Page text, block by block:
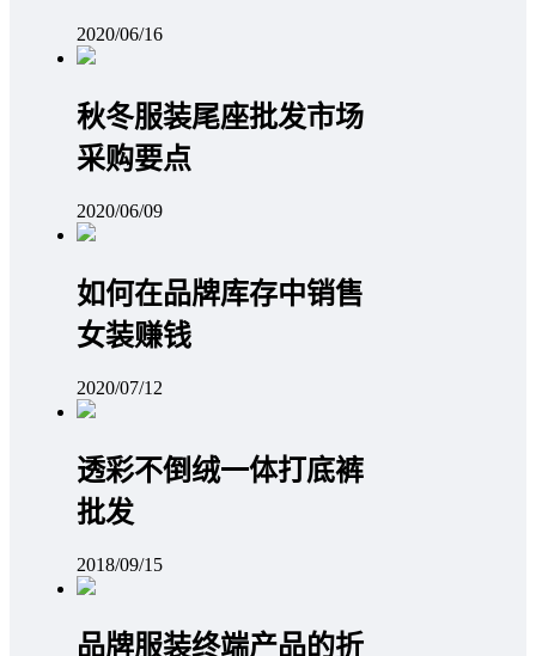
2020/06/16
秋冬服装尾座批发市场
采购要点
2020/06/09
如何在品牌库存中销售
女装赚钱
2020/07/12
透彩不倒绒一体打底裤
批发
2018/09/15
品牌服装终端产品的折